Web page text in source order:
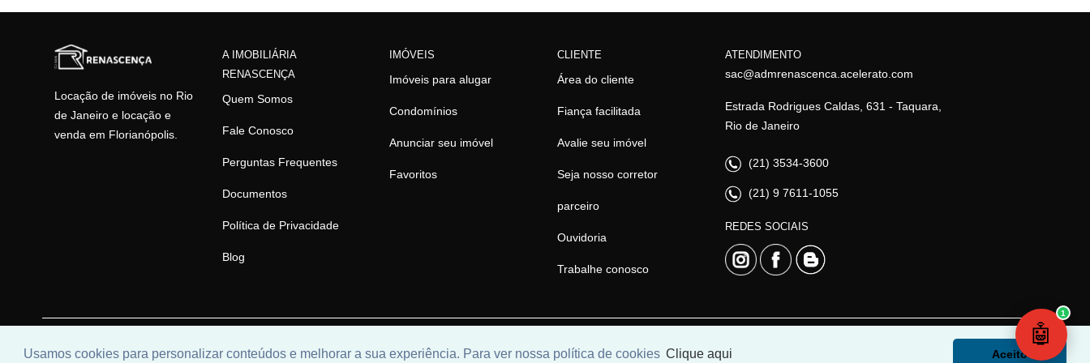
Usamos cookies para personalizar conteúdos e melhorar a sua experiência. Para ver nossa política de cookies Clique aqui Aceito
Locação de imóveis no Rio
de Janeiro e locação e
venda em Florianópolis.
A IMOBILIÁRIA
RENASCENÇA
Quem Somos
Fale Conosco
Perguntas Frequentes
Documentos
Política de Privacidade
Blog
IMÓVEIS
Imóveis para alugar
Condomínios
Anunciar seu imóvel
Favoritos
CLIENTE
Área do cliente
Fiança facilitada
Avalie seu imóvel
Seja nosso corretor
parceiro
Ouvidoria
Trabalhe conosco
ATENDIMENTO
sac@admrenascenca.acelerato.com
Estrada Rodrigues Caldas, 631 - Taquara,
Rio de Janeiro
(21) 3534-3600
(21) 9 7611-1055
REDES SOCIAIS
🤖
1